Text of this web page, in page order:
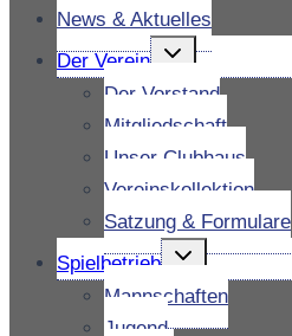
News & Aktuelles
Der Verein
Untermenü
umschalten
Der Vorstand
Mitgliedschaft
Unser Clubhaus
Vereinskollektion
Satzung & Formulare
Spielbetrieb
Untermenü
umschalten
Mannschaften
Jugend